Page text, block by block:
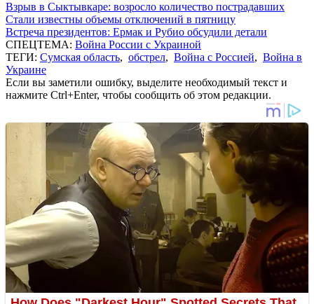
Взрыв в Сыктывкаре: возросло количество пострадавших
Стали известны объемы отключений в пятницу
Встреча президентов: Ермак и Рубио обсудили детали
СПЕЦТЕМА: Война России с Украиной
ТЕГИ: Сумская область, обстрел, Война с Россией, Война в
Украине
Если вы заметили ошибку, выделите необходимый текст и
нажмите Ctrl+Enter, чтобы сообщить об этом редакции.